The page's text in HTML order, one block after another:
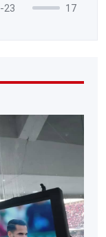
-23 17